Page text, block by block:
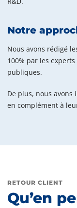
Notre
Nous avons rédigé
100% par les
publiques.
De plus, nous
en complément à
RETOUR CLIENT
Qu’en